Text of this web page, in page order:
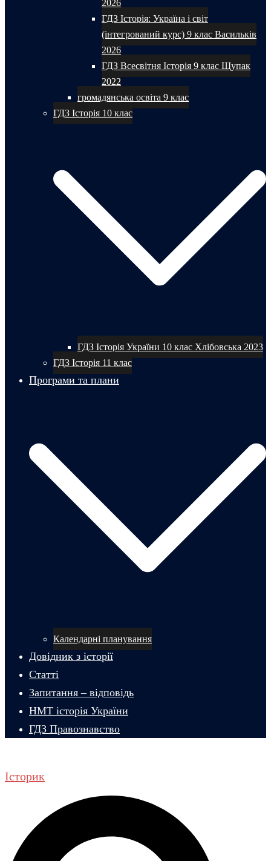
2026
ГДЗ Історія: Україна і світ
(інтегрований курс) 9 клас Васильків
2026
ГДЗ Всесвітня Історія 9 клас Щупак
2022
громадянська освіта 9 клас
ГДЗ Історія 10 клас
ГДЗ Історія України 10 клас Хлібовська 2023
ГДЗ Історія 11 клас
Програми та плани
Календарні планування
Довідник з історії
Статті
Запитання – відповідь
НМТ історія України
ГДЗ Правознавство
Історик